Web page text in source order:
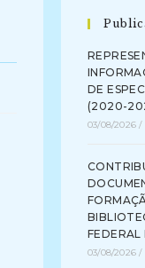
DE
(2020-
03/08/2026 /
03/08/2026 /